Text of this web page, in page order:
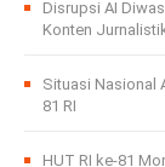
Disrupsi AI
Konten
Situasi Nasional
81 RI
HUT RI ke-81